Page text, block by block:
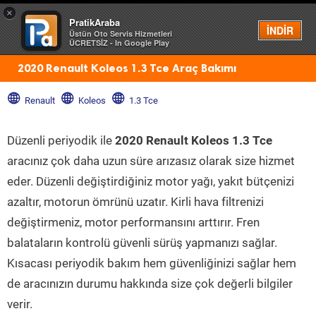
×
PratikAraba
Üstün Oto Servis Hizmetleri
ÜCRETSİZ - In Google Play
İNDİR
Menü
2020 Renault Koleos 1.3 Tce Araç Bakımı
Renault Koleos 1.3 Tce
Düzenli periyodik ile 2020 Renault Koleos 1.3 Tce
aracınız çok daha uzun süre arızasız olarak size hizmet
eder. Düzenli değiştirdiğiniz motor yağı, yakıt bütçenizi
azaltır, motorun ömrünü uzatır. Kirli hava filtrenizi
değiştirmeniz, motor performansını arttırır. Fren
balataların kontrolü güvenli sürüş yapmanızı sağlar.
Kısacası periyodik bakım hem güvenliğinizi sağlar hem
de aracınızın durumu hakkında size çok değerli bilgiler
verir.